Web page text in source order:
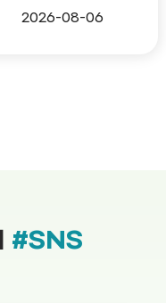
2026-08-06
#SNS